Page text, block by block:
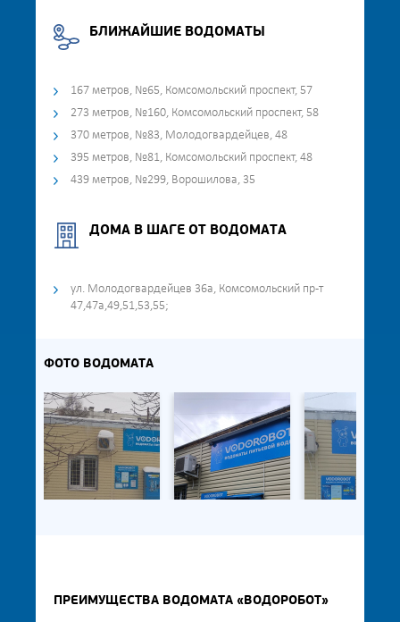
БЛИЖАЙШИЕ ВОДОМАТЫ
167 метров, №65, Комсомольский проспект, 57
273 метров, №160, Комсомольский проспект, 58
370 метров, №83, Молодогвардейцев, 48
395 метров, №81, Комсомольский проспект, 48
439 метров, №299, Ворошилова, 35
ДОМА В ШАГЕ ОТ ВОДОМАТА
ул. Молодогвардейцев 36а, Комсомольский пр-т
47,47а,49,51,53,55;
ФОТО ВОДОМАТА
ПРЕИМУЩЕСТВА ВОДОМАТА «ВОДОРОБОТ»